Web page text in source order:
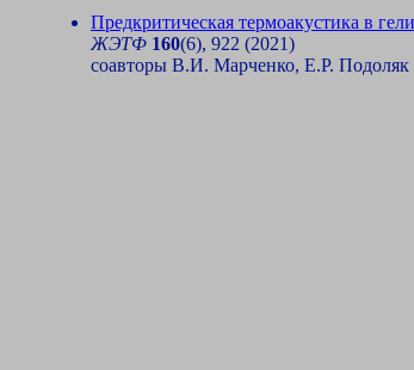
Предкритическая термоакустика в
ЖЭТФ 160(6), 922 (2021)
соавторы В.И. Марченко, Е.Р. Подоляк